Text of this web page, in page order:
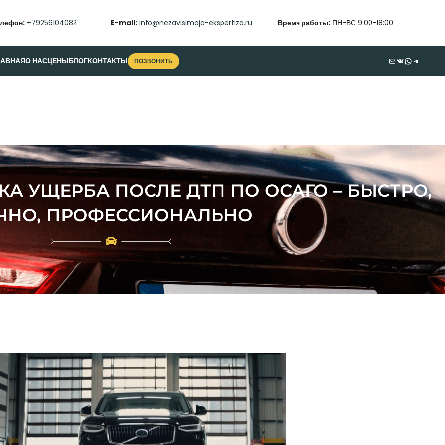
+79256104082 E-mail: info@nezavisimaja-ekspertiza.ru Время работы:ПН-ВС 9:00-18:00
О НАСЦЕНЫБЛОГКОНТАКТЫ ПОЗВОНИТЬ Почта ВКонтакте WhatsApp Telegram
УЩЕРБА ПОСЛЕ ДТП ПО ОСАГО – БЫСТРО,
ПРОФЕССИОНАЛЬНО